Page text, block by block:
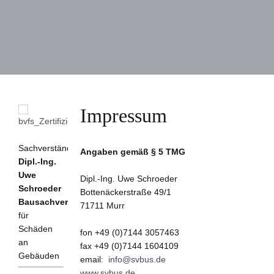
Sachverständigenbüro
Dipl.-Ing.
Uwe
Schroeder
Bausachverständiger
für
Schäden
an
Gebäuden
Impressum
Angaben gemäß § 5 TMG
Dipl.-Ing. Uwe Schroeder
Bottenäckerstraße 49/1
71711 Murr
fon +49 (0)7144 3057463
fax +49 (0)7144 1604109
email: info@svbus.de